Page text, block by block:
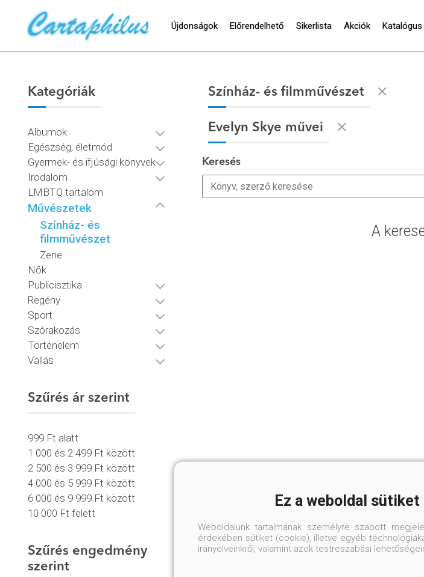
Újdonságok Előrendelhető Sikerlista Akciók Katalógus
Kategóriák
Albumok
Egészség, életmód
Gyermek- és ifjúsági könyvek
Irodalom
LMBTQ tartalom
Művészetek
Színház- és
filmművészet
Zene
Nők
Publicisztika
Regény
Sport
Szórakozás
Történelem
Vallás
Szűrés ár szerint
999 Ft alatt
1 000 és 2 499 Ft között
2 500 és 3 999 Ft között
4 000 és 5 999 Ft között
6 000 és 9 999 Ft között
10 000 Ft felett
Szűrés engedmény
szerint
Színház- és filmművészet
Evelyn Skye művei
Keresés
A
Ez a weboldal
Weboldalunk tartalmának személyre szabott
érdekében sütiket (cookie), illetve egyéb
irányelveinkről, valamint azok testreszabási